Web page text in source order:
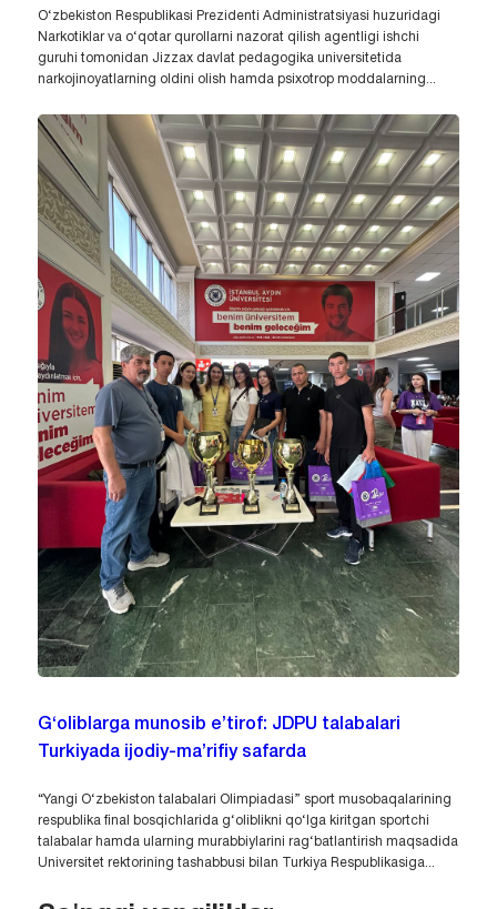
O‘zbekiston Respublikasi Prezidenti Administratsiyasi huzuridagi
Narkotiklar va o‘qotar qurollarni nazorat qilish agentligi ishchi
guruhi tomonidan Jizzax davlat pedagogika universitetida
narkojinoyatlarning oldini olish hamda psixotrop moddalarning...
G‘oliblarga munosib e’tirof: JDPU talabalari
Turkiyada ijodiy-ma’rifiy safarda
“Yangi O‘zbekiston talabalari Olimpiadasi” sport musobaqalarining
respublika final bosqichlarida g‘oliblikni qo‘lga kiritgan sportchi
talabalar hamda ularning murabbiylarini rag‘batlantirish maqsadida
Universitet rektorining tashabbusi bilan Turkiya Respublikasiga...